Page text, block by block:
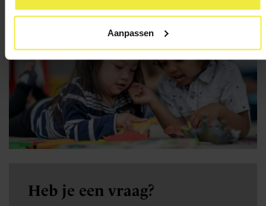
Aanpassen
Heb je een vraag?